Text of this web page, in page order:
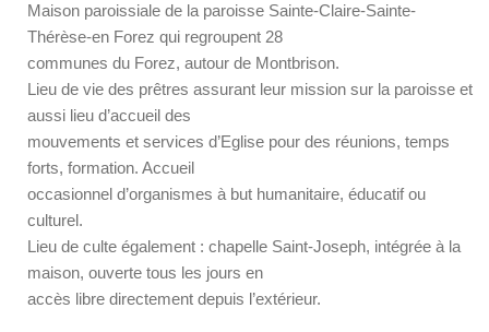
Maison paroissiale de la paroisse Sainte-Claire-Sainte-
Thérèse-en Forez qui regroupent 28
communes du Forez, autour de Montbrison.
Lieu de vie des prêtres assurant leur mission sur la paroisse et
aussi lieu d’accueil des
mouvements et services d’Eglise pour des réunions, temps
forts, formation. Accueil
occasionnel d’organismes à but humanitaire, éducatif ou
culturel.
Lieu de culte également : chapelle Saint-Joseph, intégrée à la
maison, ouverte tous les jours en
accès libre directement depuis l’extérieur.